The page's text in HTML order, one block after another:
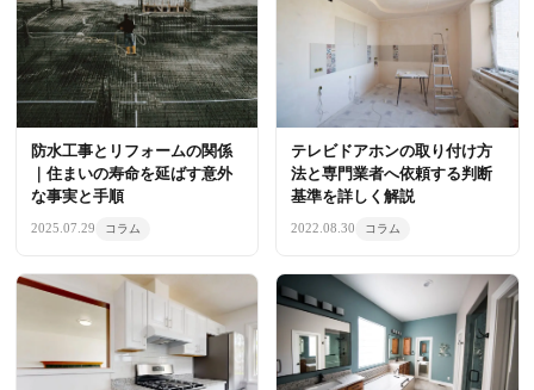
防水工事とリフォームの関係
｜住まいの寿命を延ばす意外
な事実と手順
2025.07.29 コラム
テレビドアホンの取り付け方
法と専門業者へ依頼する判断
基準を詳しく解説
2022.08.30 コラム